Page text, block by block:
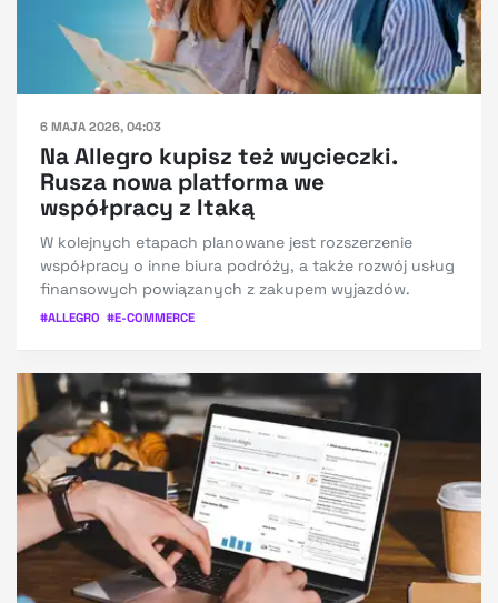
6 MAJA 2026, 04:03
Na Allegro kupisz też wycieczki.
Rusza nowa platforma we
współpracy z Itaką
W kolejnych etapach planowane jest rozszerzenie
współpracy o inne biura podróży, a także rozwój usług
finansowych powiązanych z zakupem wyjazdów.
#ALLEGRO #E-COMMERCE